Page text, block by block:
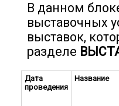
В данном
выставочных
выставок,
разделе
Дата
проведения
Название